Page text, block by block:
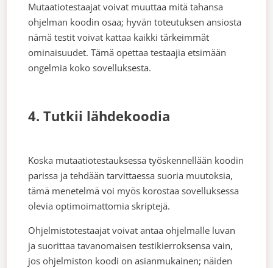
Mutaatiotestaajat voivat muuttaa mitä tahansa
ohjelman koodin osaa; hyvän toteutuksen ansiosta
nämä testit voivat kattaa kaikki tärkeimmät
ominaisuudet. Tämä opettaa testaajia etsimään
ongelmia koko sovelluksesta.
4. Tutkii lähdekoodia
Koska mutaatiotestauksessa työskennellään koodin
parissa ja tehdään tarvittaessa suoria muutoksia,
tämä menetelmä voi myös korostaa sovelluksessa
olevia optimoimattomia skriptejä.
Ohjelmistotestaajat voivat antaa ohjelmalle luvan
ja suorittaa tavanomaisen testikierroksensa vain,
jos ohjelmiston koodi on asianmukainen; näiden